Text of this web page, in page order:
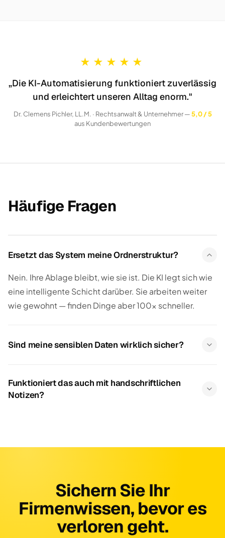
★ ★ ★ ★ ★
„Die KI-Automatisierung funktioniert zuverlässig
und erleichtert unseren Alltag enorm."
Dr. Clemens Pichler, LL.M. · Rechtsanwalt & Unternehmer —5,0 / 5
aus Kundenbewertungen
Häufige Fragen
Ersetzt das System meine Ordnerstruktur?
Nein. Ihre Ablage bleibt, wie sie ist. Die KI legt sich wie
eine intelligente Schicht darüber. Sie arbeiten weiter
wie gewohnt — finden Dinge aber 100× schneller.
Sind meine sensiblen Daten wirklich sicher?
Funktioniert das auch mit handschriftlichen
Notizen?
Sichern Sie Ihr
Firmenwissen, bevor es
verloren geht.